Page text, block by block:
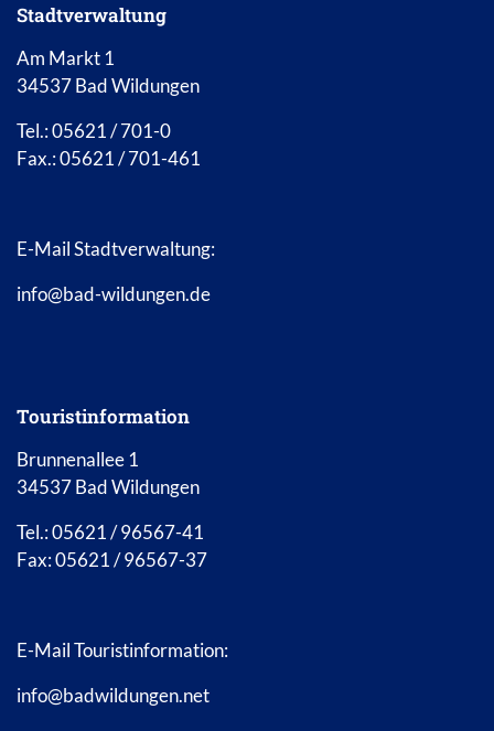
Stadtverwaltung
Am Markt 1
34537 Bad Wildungen
Tel.: 05621 / 701-0
Fax.: 05621 / 701-461
E-Mail Stadtverwaltung:
info@bad-wildungen.de
Touristinformation
Brunnenallee 1
34537 Bad Wildungen
Tel.: 05621 / 96567-41
Fax: 05621 / 96567-37
E-Mail Touristinformation:
info@badwildungen.net